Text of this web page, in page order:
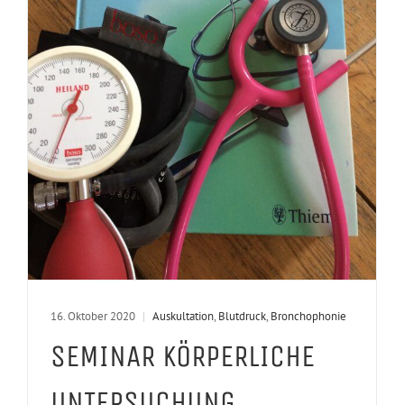
16. Oktober 2020 | Auskultation, Blutdruck, Bronchophonie
SEMINAR KÖRPERLICHE